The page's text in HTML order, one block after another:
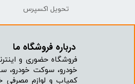
فروشگاه حضوری و
خودرو، سوکت خودرو،
کمیاب و لوازم مصرفی
درباره فروشگاه ما​​​​​​​
تحویل اکسپرس